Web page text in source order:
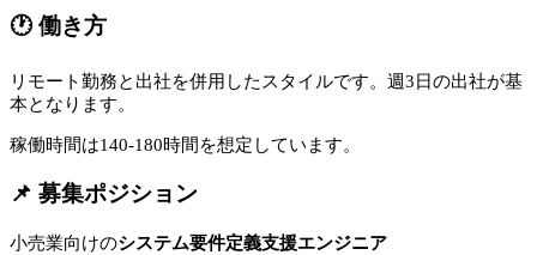
🕐 働き方
リモート勤務と出社を併用したスタイルです。週3日の出社が基
本となります。
稼働時間は140-180時間を想定しています。
📌 募集ポジション
小売業向けのシステム要件定義支援エンジニア